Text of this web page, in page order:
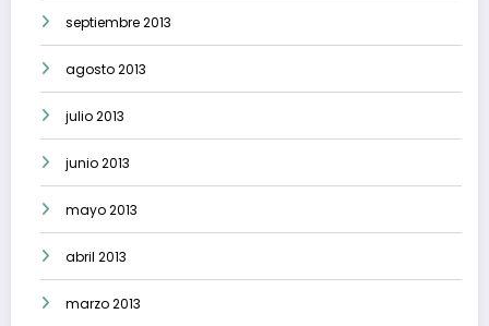
septiembre 2013
agosto 2013
julio 2013
junio 2013
mayo 2013
abril 2013
marzo 2013